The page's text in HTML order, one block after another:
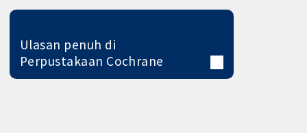
Ulasan penuh di
Perpustakaan Cochrane